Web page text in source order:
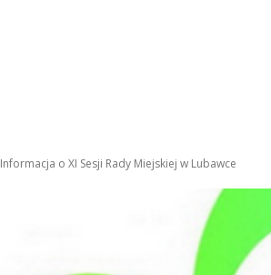
Informacja o XI Sesji Rady Miejskiej w Lubawce